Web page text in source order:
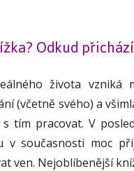
Odkud
života vzniká
(včetně svého) a
tím pracovat. V
v současnosti moc
ven. Nejoblíbenější